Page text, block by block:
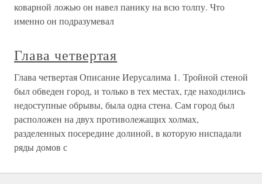
коварной ложью он навел панику на всю толпу. Что
именно он подразумевал
Глава четвертая
Глава четвертая Описание Иерусалима 1. Тройной стеной
был обведен город, и только в тех местах, где находились
недоступные обрывы, была одна стена. Сам город был
расположен на двух противолежащих холмах,
разделенных посередине долиной, в которую ниспадали
ряды домов с